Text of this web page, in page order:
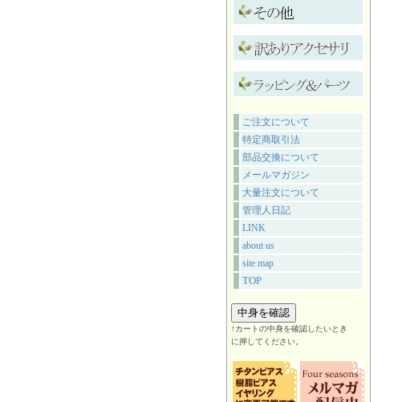
ご注文について
特定商取引法
部品交換について
メールマガジン
大量注文について
管理人日記
LINK
about us
site map
TOP
↑カートの中身を確認したいとき
に押してください。